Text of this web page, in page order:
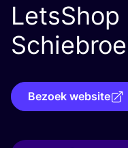
LetsShop
Bezoek website